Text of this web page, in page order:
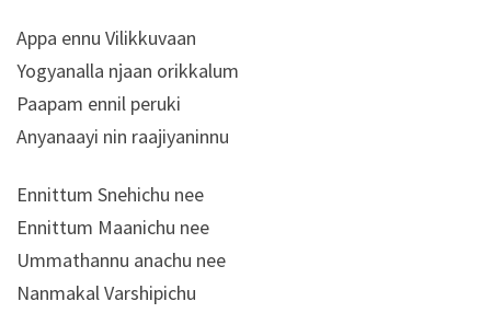
Appa ennu Vilikkuvaan
Yogyanalla njaan orikkalum
Paapam ennil peruki
Anyanaayi nin raajiyaninnu
Ennittum Snehichu nee
Ennittum Maanichu nee
Ummathannu anachu nee
Nanmakal Varshipichu